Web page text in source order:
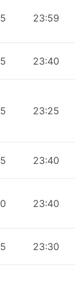
23:59
23:40
23:25
23:40
23:40
23:30